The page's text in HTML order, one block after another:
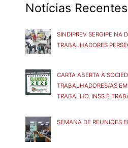
Notícias Recentes
SINDIPREV SERGIPE NA
TRABALHADORES
CARTA ABERTA À
TRABALHADORES/AS
TRABALHO, INSS E
SEMANA DE REUNIÕES